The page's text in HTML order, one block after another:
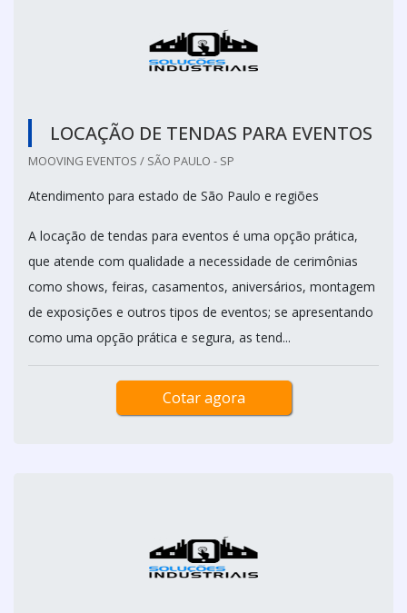
LOCAÇÃO DE TENDAS PARA EVENTOS
MOOVING EVENTOS / SÃO PAULO - SP
Atendimento para estado de São Paulo e regiões
A locação de tendas para eventos é uma opção prática,
que atende com qualidade a necessidade de cerimônias
como shows, feiras, casamentos, aniversários, montagem
de exposições e outros tipos de eventos; se apresentando
como uma opção prática e segura, as tend...
Cotar agora